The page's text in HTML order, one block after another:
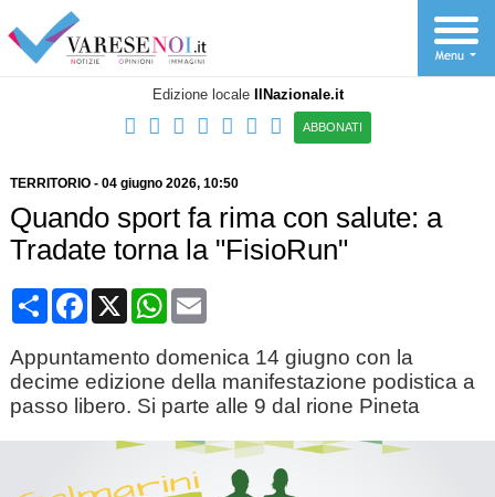
Edizione locale IlNazionale.it
ABBONATI
TERRITORIO- 04 giugno 2026, 10:50
Quando sport fa rima con salute: a
Tradate torna la "FisioRun"
CondividiFacebook
X WhatsApp
Email
Appuntamento domenica 14 giugno con la
decime edizione della manifestazione podistica a
passo libero. Si parte alle 9 dal rione Pineta